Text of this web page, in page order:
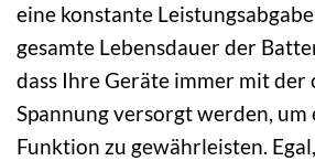
eine konstante
gesamte Lebensdauer der
dass Ihre Geräte immer mit der
Spannung versorgt werden, um
Funktion zu gewährleisten.